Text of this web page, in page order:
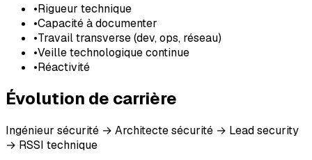
•Rigueur technique
•Capacité à documenter
•Travail transverse (dev, ops, réseau)
•Veille technologique continue
•Réactivité
Évolution de carrière
Ingénieur sécurité → Architecte sécurité → Lead security
→ RSSI technique